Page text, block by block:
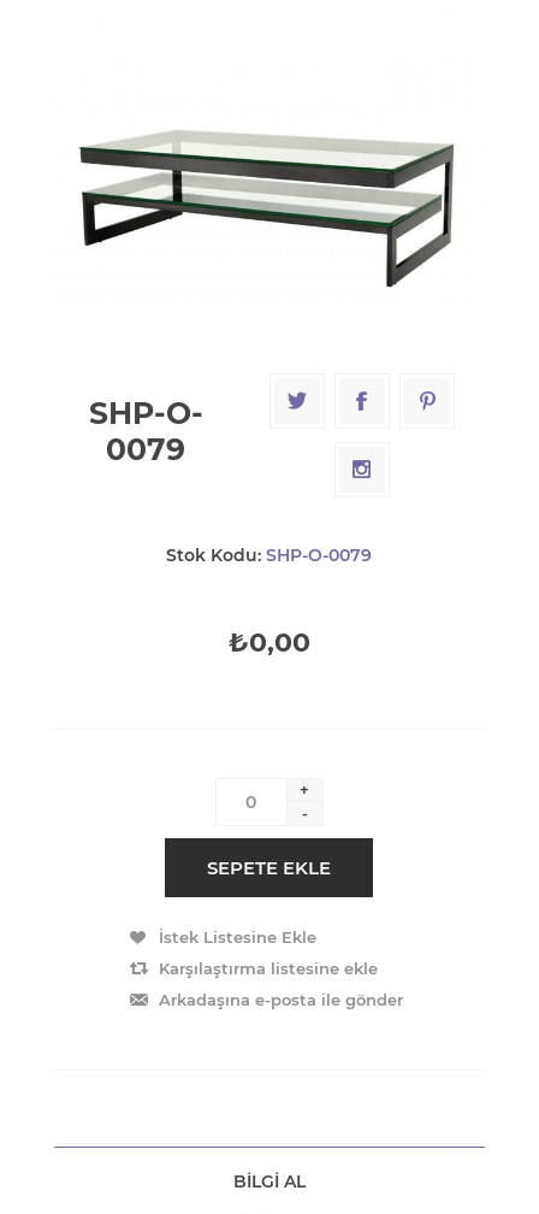
SHP-O-
0079
Stok Kodu: SHP-O-0079
₺0,00
+
-
BILGI AL